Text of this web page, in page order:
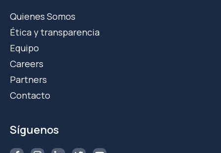
Quienes Somos
Ética y transparencia
Equipo
Careers
Partners
Contacto
Síguenos